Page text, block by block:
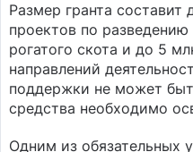
Размер гранта составит
проектов по
рогатого скота и до 5
направлений
поддержки не может
средства необходимо
Одним из обязательных